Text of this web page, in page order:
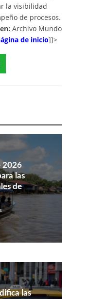
la visibilidad
de procesos.
Archivo Mundo
de inicio]]>
2026
las
de
las